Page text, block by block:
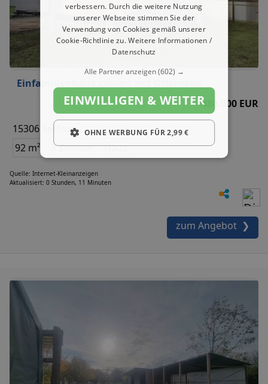
Einfamilienhaus saniert mit Offenstall
480.000 EUR
15306 Seelow
92 m²
3 Zimmer Haus
Quelle: Internet-Kleinanzeigen
Aktualisiert: 0 Stunden, 11 Minuten
zum Angebot ❯
verbessern. Durch die weitere Nutzung
unserer Webseite stimmen Sie der
Verwendung von Cookies gemäß unserer
Cookie-Richtlinie zu.Weitere Informationen /
Datenschutz
Alle Partner anzeigen(602) →
EINWILLIGEN & WEITER
OHNE WERBUNG FÜR 2,99 €